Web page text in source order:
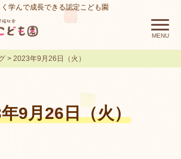
学んで成長できる認定こども園
> 2023年9月26日（火）
9月26日（火）